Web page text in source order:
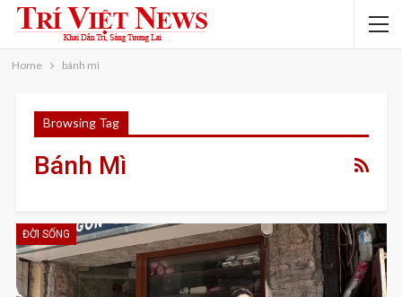
Home bánh mì
Browsing Tag
Bánh Mì
ĐỜI SỐNG